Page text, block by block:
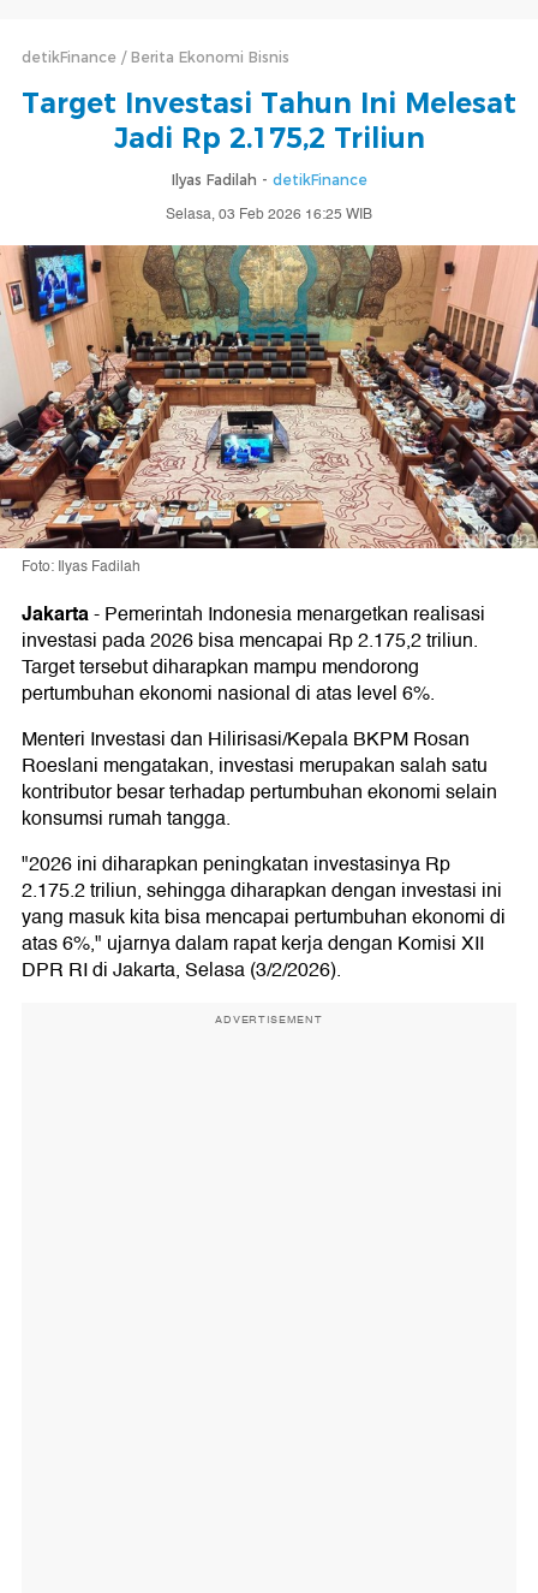
detikFinance Berita Ekonomi Bisnis
Target Investasi Tahun Ini Melesat
Jadi Rp 2.175,2 Triliun
Ilyas Fadilah - detikFinance
Selasa, 03 Feb 2026 16:25 WIB
Foto: Ilyas Fadilah
Jakarta-Pemerintah Indonesia menargetkan realisasi
investasi pada 2026 bisa mencapai Rp 2.175,2 triliun.
Target tersebut diharapkan mampu mendorong
pertumbuhan ekonomi nasional di atas level 6%.
Menteri Investasi dan Hilirisasi/Kepala BKPM Rosan
Roeslani mengatakan, investasi merupakan salah satu
kontributor besar terhadap pertumbuhan ekonomi selain
konsumsi rumah tangga.
"2026 ini diharapkan peningkatan investasinya Rp
2.175.2 triliun, sehingga diharapkan dengan investasi ini
yang masuk kita bisa mencapai pertumbuhan ekonomi di
atas 6%," ujarnya dalam rapat kerja dengan Komisi XII
DPR RI di Jakarta, Selasa (3/2/2026).
ADVERTISEMENT